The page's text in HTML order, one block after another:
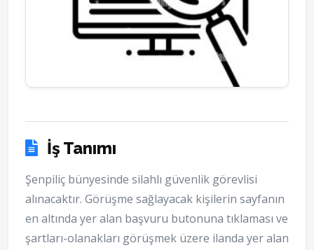
İş Tanımı
Şenpiliç bünyesinde silahlı güvenlik görevlisi
alınacaktır. Görüşme sağlayacak kişilerin sayfanın
en altında yer alan başvuru butonuna tıklaması ve
şartları-olanakları görüşmek üzere ilanda yer alan